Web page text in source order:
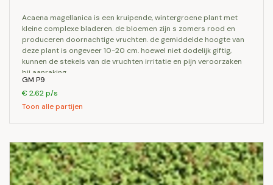
acaena magellanica is een kruipende, wintergroene plant met
kleine complexe bladeren. de bloemen zijn s zomers rood en
produceren doornachtige vruchten. de gemiddelde hoogte van
deze plant is ongeveer 10-20 cm. hoewel niet dodelijk giftig,
kunnen de stekels van de vruchten irritatie en pijn veroorzaken
bij aanraking.
GM P9
€ 2,62 p/s
Toon alle partijen